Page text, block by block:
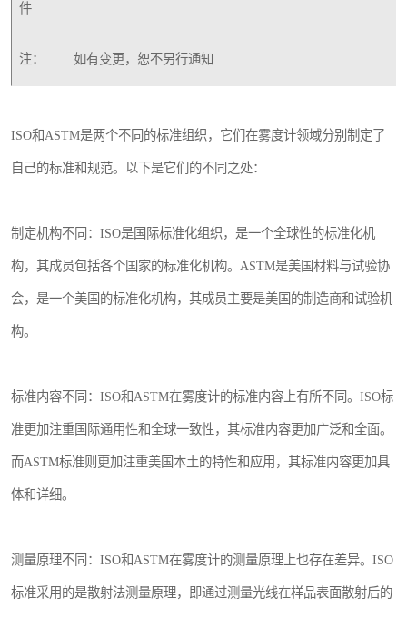
件
注： 如有变更，恕不另行通知
ISO和ASTM是两个不同的标准组织，它们在雾度计领域分别制定了
自己的标准和规范。以下是它们的不同之处：
制定机构不同：ISO是国际标准化组织，是一个全球性的标准化机
构，其成员包括各个国家的标准化机构。ASTM是美国材料与试验协
会，是一个美国的标准化机构，其成员主要是美国的制造商和试验机
构。
标准内容不同：ISO和ASTM在雾度计的标准内容上有所不同。ISO标
准更加注重国际通用性和全球一致性，其标准内容更加广泛和全面。
而ASTM标准则更加注重美国本土的特性和应用，其标准内容更加具
体和详细。
测量原理不同：ISO和ASTM在雾度计的测量原理上也存在差异。ISO
标准采用的是散射法测量原理，即通过测量光线在样品表面散射后的